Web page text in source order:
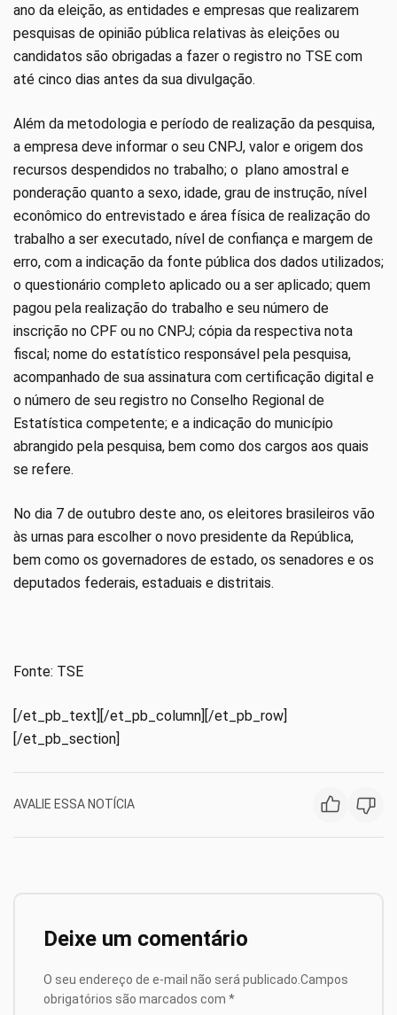
ano da eleição, as entidades e empresas que realizarem
pesquisas de opinião pública relativas às eleições ou
candidatos são obrigadas a fazer o registro no TSE com
até cinco dias antes da sua divulgação.
Além da metodologia e período de realização da pesquisa,
a empresa deve informar o seu CNPJ, valor e origem dos
recursos despendidos no trabalho; o plano amostral e
ponderação quanto a sexo, idade, grau de instrução, nível
econômico do entrevistado e área física de realização do
trabalho a ser executado, nível de confiança e margem de
erro, com a indicação da fonte pública dos dados utilizados;
o questionário completo aplicado ou a ser aplicado; quem
pagou pela realização do trabalho e seu número de
inscrição no CPF ou no CNPJ; cópia da respectiva nota
fiscal; nome do estatístico responsável pela pesquisa,
acompanhado de sua assinatura com certificação digital e
o número de seu registro no Conselho Regional de
Estatística competente; e a indicação do município
abrangido pela pesquisa, bem como dos cargos aos quais
se refere.
No dia 7 de outubro deste ano, os eleitores brasileiros vão
às urnas para escolher o novo presidente da República,
bem como os governadores de estado, os senadores e os
deputados federais, estaduais e distritais.
Fonte: TSE
[/et_pb_text][/et_pb_column][/et_pb_row]
[/et_pb_section]
AVALIE ESSA NOTÍCIA
Deixe um comentário
O seu endereço de e-mail não será publicado. Campos
obrigatórios são marcados com *